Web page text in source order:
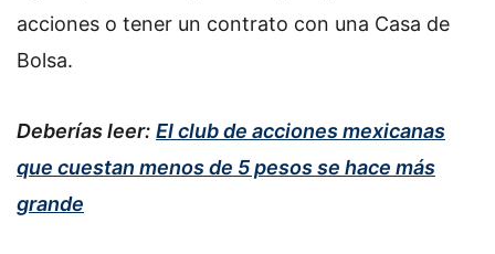
acciones o tener un contrato con una Casa de
Bolsa.
Deberías leer: El club de acciones mexicanas
que cuestan menos de 5 pesos se hace más
grande